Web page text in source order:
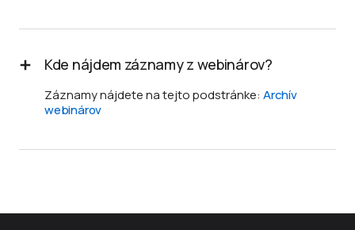
Kde nájdem záznamy z webinárov?
Záznamy nájdete na tejto podstránke: Archív
webinárov